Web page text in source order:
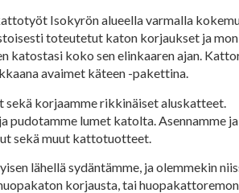
Isokyrön alueella varmalla
toteutetut katon korjaukset ja
katostasi koko sen elinkaaren ajan.
avaimet käteen -pakettina.
korjaamme rikkinäiset aluskatteet.
pudotamme lumet katolta. Asennamme
sekä muut kattotuotteet.
lähellä sydäntämme, ja olemmekin
korjausta, tai